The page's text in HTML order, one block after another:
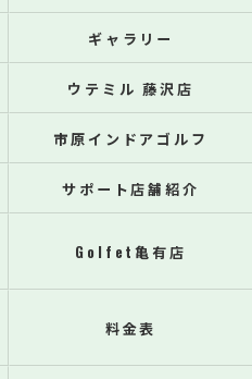
ギャラリー
ウテミル 藤沢店
市原インドアゴルフ
サポート店舗紹介
Golfet亀有店
料金表